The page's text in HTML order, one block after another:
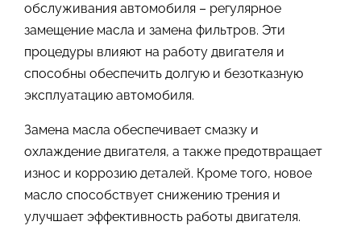
обслуживания автомобиля – регулярное
замещение масла и замена фильтров. Эти
процедуры влияют на работу двигателя и
способны обеспечить долгую и безотказную
эксплуатацию автомобиля.
Замена масла обеспечивает смазку и
охлаждение двигателя, а также предотвращает
износ и коррозию деталей. Кроме того, новое
масло способствует снижению трения и
улучшает эффективность работы двигателя.